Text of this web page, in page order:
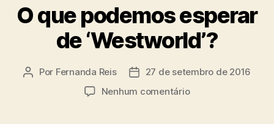
O que podemos esperar
de ‘Westworld’?
Autor
Por Fernanda Reis
Data27 de setembro de 2016
Nenhum comentárioem